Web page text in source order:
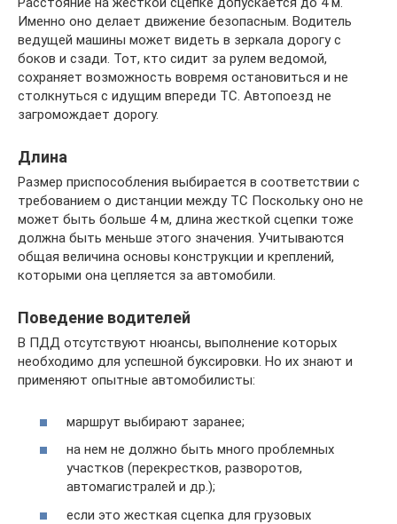
Именно оно делает движение безопасным. Водитель
ведущей машины может видеть в зеркала дорогу с
боков и сзади. Тот, кто сидит за рулем ведомой,
сохраняет возможность вовремя остановиться и не
столкнуться с идущим впереди ТС. Автопоезд не
загромождает дорогу.
Длина
Размер приспособления выбирается в соответствии с
требованием о дистанции между ТС Поскольку оно не
может быть больше 4 м, длина жесткой сцепки тоже
должна быть меньше этого значения. Учитываются
общая величина основы конструкции и креплений,
которыми она цепляется за автомобили.
Поведение водителей
В ПДД отсутствуют нюансы, выполнение которых
необходимо для успешной буксировки. Но их знают и
применяют опытные автомобилисты:
маршрут выбирают заранее;
на нем не должно быть много проблемных
участков (перекрестков, разворотов,
автомагистралей и др.);
если это жесткая сцепка для грузовых